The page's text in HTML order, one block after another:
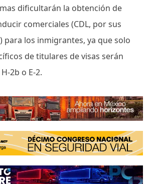
dificultarán la obtención de
comerciales (CDL, por sus
para los inmigrantes, ya que solo
de titulares de visas serán
2b o E-2.